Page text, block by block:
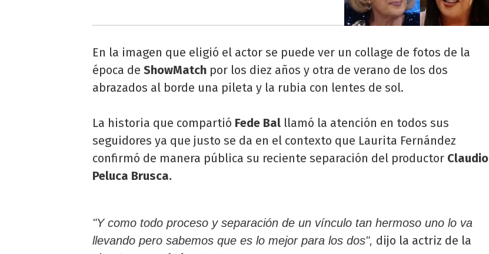
En la imagen que eligió el actor se puede ver un collage de fotos de la
época de ShowMatch por los diez años y otra de verano de los dos
abrazados al borde una pileta y la rubia con lentes de sol.
La historia que compartió Fede Bal llamó la atención en todos sus
seguidores ya que justo se da en el contexto que Laurita Fernández
confirmó de manera pública su reciente separación del productor Claudio
Peluca Brusca.
"Y como todo proceso y separación de un vínculo tan hermoso uno lo va
llevando pero sabemos que es lo mejor para los dos", dijo la actriz de la